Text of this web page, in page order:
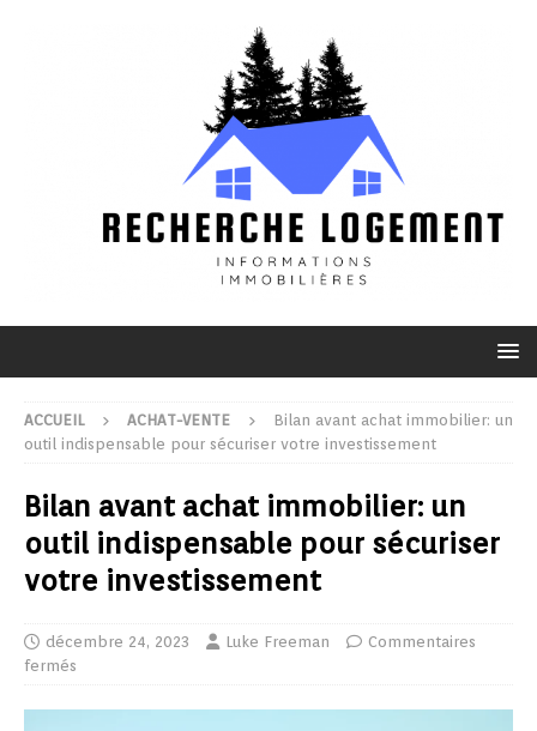
ACCUEIL ACHAT-VENTE
Bilan avant achat immobilier: un
outil indispensable pour sécuriser votre investissement
Bilan avant achat immobilier: un
outil indispensable pour sécuriser
votre investissement
décembre 24, 2023 Luke Freeman
Commentaires
fermés